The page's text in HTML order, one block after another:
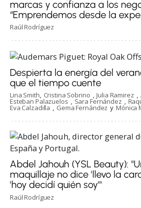
marcas y confianza a los
“Emprendemos desde la
Raúl Rodríguez
Despierta la energía del
que el tiempo cuente
Lina Smith Cristina Sobrino Julia Ramirez
Esteban Palazuelos Sara Fernández
Eva Calzadilla Gema Fernández Mónica
Abdel Jahouh (YSL Beauty):
maquillaje no dice 'llevo la
'hoy decidí quién soy'"
Raúl Rodríguez